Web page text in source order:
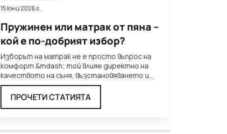
15 юни 2026 г.
Пружинен или матрак от пяна –
кой е по-добрият избор?
Изборът на матрак не е просто въпрос на
комфорт &mdash; той влияе директно на
качеството на съня, възстановяването и
начина, по който се чув...
ПРОЧЕТИ СТАТИЯТА